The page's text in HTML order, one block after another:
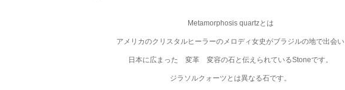
Metamorphosis quartzとは
アメリカのクリスタルヒーラーのメロディ女史がブラジルの地で出会い
日本に広まった 変革 変容の石と伝えられているStoneです。
ジラソルクォーツとは異なる石です。